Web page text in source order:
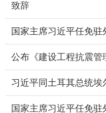
致辞
国家主席习近平任免驻
公布《建设工程抗震管
习近平同土耳其总统埃
国家主席习近平任免驻